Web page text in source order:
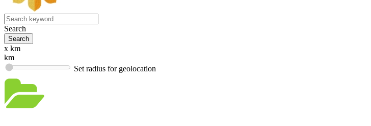
Search
x km
km
Set radius for geolocation